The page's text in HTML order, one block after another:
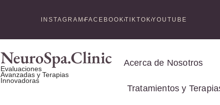
INSTAGRAM FACEBOOKTIKTOKYOUTUBE
NeuroSpa.Clinic
Evaluaciones
Avanzadas y Terapias
Innovadoras
Acerca de Nosotros
Tratamientos y